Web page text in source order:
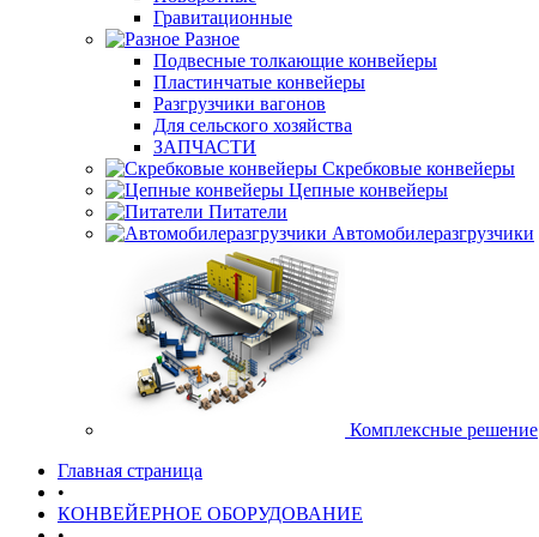
Гравитационные
Разное
Подвесные толкающие конвейеры
Пластинчатые конвейеры
Разгрузчики вагонов
Для сельского хозяйства
ЗАПЧАСТИ
Скребковые конвейеры
Цепные конвейеры
Питатели
Автомобилеразгрузчики
Комплексные решение
Главная страница
•
КОНВЕЙЕРНОЕ ОБОРУДОВАНИЕ